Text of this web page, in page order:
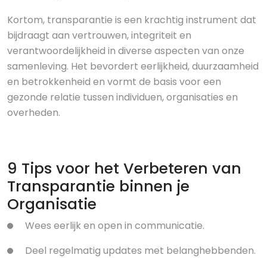
Kortom, transparantie is een krachtig instrument dat
bijdraagt aan vertrouwen, integriteit en
verantwoordelijkheid in diverse aspecten van onze
samenleving. Het bevordert eerlijkheid, duurzaamheid
en betrokkenheid en vormt de basis voor een
gezonde relatie tussen individuen, organisaties en
overheden.
9 Tips voor het Verbeteren van
Transparantie binnen je
Organisatie
Wees eerlijk en open in communicatie.
Deel regelmatig updates met belanghebbenden.